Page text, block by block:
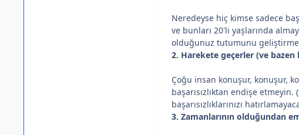
Neredeyse hiç kimse sadece
ve bunları 20'li yaşlarında
olduğunuz tutumunu
2. Harekete geçerler (ve bazen
Çoğu insan konuşur, konuşur,
başarısızlıktan endişe etmeyin.
başarısızlıklarınızı
3. Zamanlarının olduğundan